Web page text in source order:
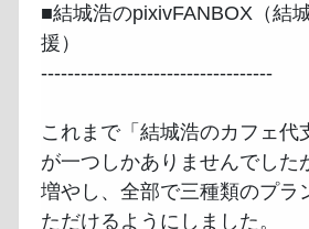
■結城浩のpixivFANBOX（結
援）
-----------------------------------
これまで「結城浩のカフェ代
が一つしかありませんでした
増やし、全部で三種類のプラ
ただけるようにしました。